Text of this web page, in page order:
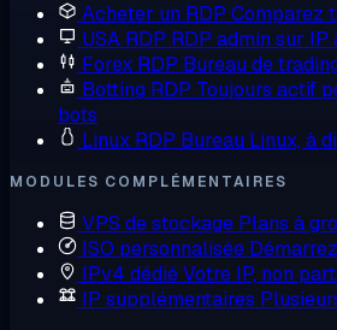
Acheter un RDP Comparez
USA RDP RDP admin sur IP
Forex RDP Bureau de
Botting RDP Toujours actif
bots
Linux RDP Bureau Linux, à
MODULES COMPLÉMENTAIRES
VPS de stockage Plans à
ISO personnalisée
IPv4 dédiéVotre IP, non
IP supplémentaires